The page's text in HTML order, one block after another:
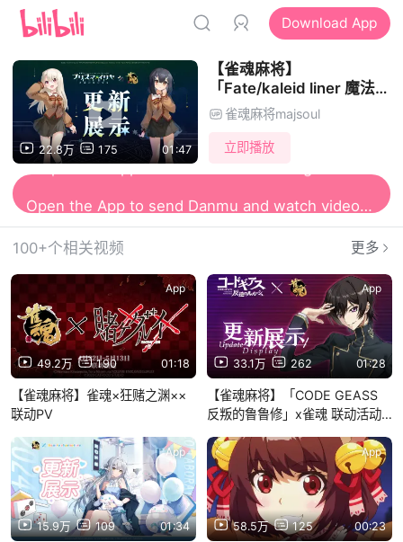
Download App
22.8万 175 01:47
【雀魂麻将】
「Fate/kaleid liner 魔法少
女☆伊莉雅」×雀魂 联动活
动「圣雀战争」限时开启！
雀魂麻将majsoul
立即播放
Open the App to watch more Amazing videos
100+个相关视频 更多
49.2万 190 01:18
App
【雀魂麻将】雀魂×狂赌之渊××
联动PV
33.1万 262 01:28
App
【雀魂麻将】「CODE GEASS
反叛的鲁鲁修」x雀魂 联动活动
15.9万 109 01:34
App
58.5万 125 00:23
App